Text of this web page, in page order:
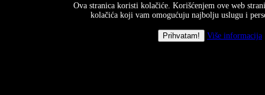
Ova stranica koristi kolačiće. Korišćenjem ove web
kolačića koji vam omogućuju najbolju uslugu i
Više informacija